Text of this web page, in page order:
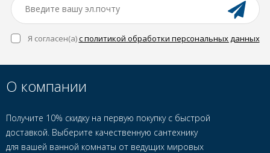
Я согласен(a)с политикой обработки персональных данных
О компании
Получите 10% скидку на первую покупку с быстрой
доставкой. Выберите качественную сантехнику
для вашей ванной комнаты от ведущих мировых